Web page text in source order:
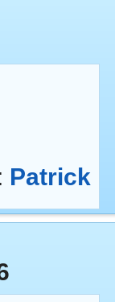
Patrick